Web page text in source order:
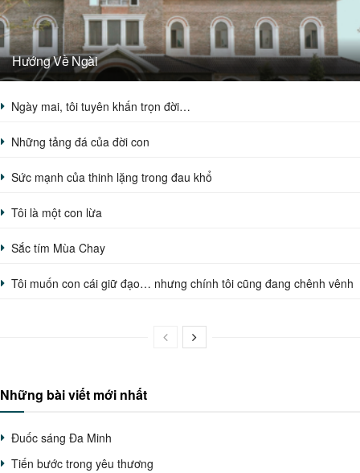
Hướng Về Ngài
Ngày mai, tôi tuyên khấn trọn đời…
Những tảng đá của đời con
Sức mạnh của thinh lặng trong đau khổ
Tôi là một con lừa
Sắc tím Mùa Chay
Tôi muốn con cái giữ đạo… nhưng chính tôi cũng đang chênh vênh
Những bài viết mới nhất
Đuốc sáng Đa Minh
Tiến bước trong yêu thương